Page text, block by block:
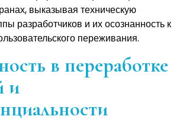
выказывая техническую
разработчиков и их осознанность к
переживания.
в переработке
и